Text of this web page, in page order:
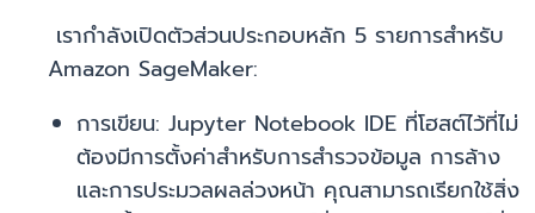
เรากำลังเปิดตัวส่วนประกอบหลัก 5 รายการสำหรับ
Amazon SageMaker:
การเขียน: Jupyter Notebook IDE ที่โฮสต์ไว้ที่ไม่
ต้องมีการตั้งค่าสำหรับการสำรวจข้อมูล การล้าง
และการประมวลผลล่วงหน้า คุณสามารถเรียกใช้สิ่ง